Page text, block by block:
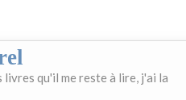
qu'il me reste à lire, j'ai la